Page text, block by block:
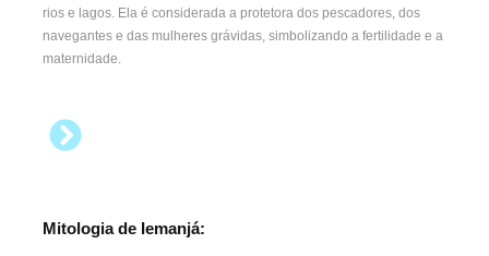
rios e lagos. Ela é considerada a protetora dos pescadores, dos
navegantes e das mulheres grávidas, simbolizando a fertilidade e a
maternidade.
Mitologia de Iemanjá: